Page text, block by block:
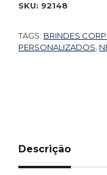
SKU: 92148
TAGS: BRINDES
PERSONALIZADOS
Descrição